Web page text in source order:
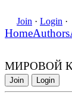
Join · Login ·
HomeAuthors
МИРОВОЙ
Join Login